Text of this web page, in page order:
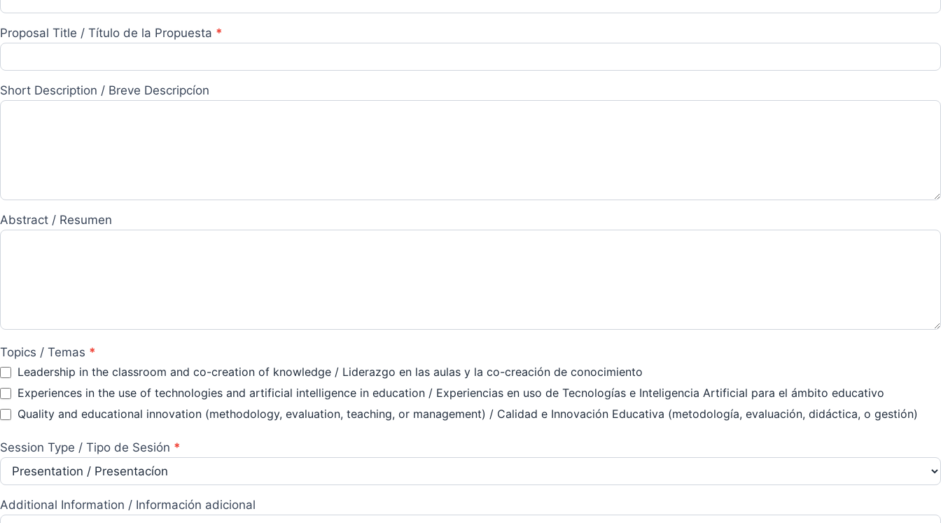
Proposal Title / Título de la Propuesta *
Short Description / Breve Descripcíon
Abstract / Resumen
Topics / Temas *
Leadership in the classroom and co-creation of knowledge / Liderazgo en las aulas y la co-creación de conocimiento
Experiences in the use of technologies and artificial intelligence in education / Experiencias en uso de Tecnologías e Inteligencia Artificial para el ámbito educativo
Quality and educational innovation (methodology, evaluation, teaching, or management) / Calidad e Innovación Educativa (metodología, evaluación, didáctica, o gestión)
Session Type / Tipo de Sesión *
Session
Type
/
Additional Information / Información adicional